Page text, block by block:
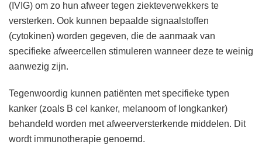
(IVIG) om zo hun afweer tegen ziekteverwekkers te
versterken. Ook kunnen bepaalde signaalstoffen
(cytokinen) worden gegeven, die de aanmaak van
specifieke afweercellen stimuleren wanneer deze te weinig
aanwezig zijn.
Tegenwoordig kunnen patiënten met specifieke typen
kanker (zoals B cel kanker, melanoom of longkanker)
behandeld worden met afweerversterkende middelen. Dit
wordt immunotherapie genoemd.